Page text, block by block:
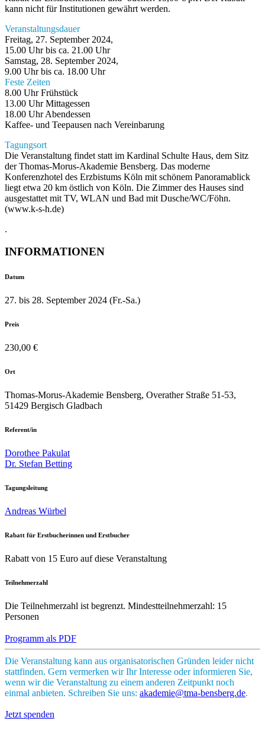
kann nicht für Institutionen gewährt werden.
Veranstaltungsdauer
Freitag, 27. September 2024,
15.00 Uhr bis ca. 21.00 Uhr
Samstag, 28. September 2024,
9.00 Uhr bis ca. 18.00 Uhr
Feste Zeiten
8.00 Uhr Frühstück
13.00 Uhr Mittagessen
18.00 Uhr Abendessen
Kaffee- und Teepausen nach Vereinbarung
Tagungsort
Die Veranstaltung findet statt im Kardinal Schulte Haus, dem Sitz
der Thomas-Morus-Akademie Bensberg. Das moderne
Konferenzhotel des Erzbistums Köln mit schönem Panoramablick
liegt etwa 20 km östlich von Köln. Die Zimmer des Hauses sind
ausgestattet mit TV, WLAN und Bad mit Dusche/WC/Föhn.
(www.k-s-h.de)
.
INFORMATIONEN
Datum
27. bis 28. September 2024 (Fr.-Sa.)
Preis
230,00 €
Ort
Thomas-Morus-Akademie Bensberg, Overather Straße 51-53,
51429 Bergisch Gladbach
Referent/in
Dorothee Pakulat
Dr. Stefan Betting
Tagungsleitung
Andreas Würbel
Rabatt für Erstbucherinnen und Erstbucher
Rabatt von 15 Euro auf diese Veranstaltung
Teilnehmerzahl
Die Teilnehmerzahl ist begrenzt. Mindestteilnehmerzahl: 15
Personen
Programm als PDF
Die Veranstaltung kann aus organisatorischen Gründen leider nicht
stattfinden. Gern vermerken wir Ihr Interesse oder informieren Sie,
wenn wir die Veranstaltung zu einem anderen Zeitpunkt noch
einmal anbieten. Schreiben Sie uns: akademie@tma-bensberg.de.
Jetzt spenden